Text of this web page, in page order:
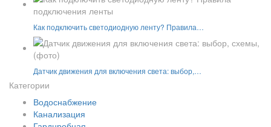
Как подключить светодиодную ленту? Правила…
Датчик движения для включения света: выбор,…
Категории
Водоснабжение
Канализация